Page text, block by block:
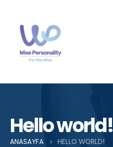
Hello world!
ANASAYFA HELLO WORLD!